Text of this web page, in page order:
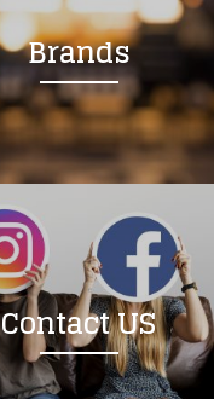
Brands
Contact US